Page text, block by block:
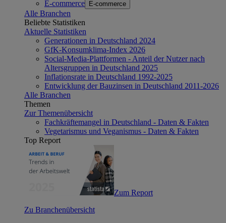
E-commerce E-commerce
Alle Branchen
Beliebte Statistiken
Aktuelle Statistiken
Generationen in Deutschland 2024
GfK-Konsumklima-Index 2026
Social-Media-Plattformen - Anteil der Nutzer nach
Altersgruppen in Deutschland 2025
Inflationsrate in Deutschland 1992-2025
Entwicklung der Bauzinsen in Deutschland 2011-2026
Alle Branchen
Themen
Zur Themenübersicht
Fachkräftemangel in Deutschland - Daten & Fakten
Vegetarismus und Veganismus - Daten & Fakten
Top Report
Zum Report
Zu Branchenübersicht